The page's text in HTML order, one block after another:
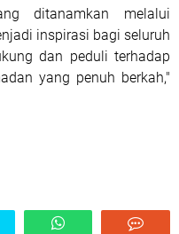
ditanamkan melalui
inspirasi bagi seluruh
dan peduli terhadap
yang penuh berkah,"